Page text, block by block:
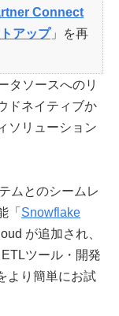
Connect
アップ」を再
タソースへのリ
ドネイティブか
ソリューション
ムとのシームレ
「 Snowflake
が追加され、
ツール・開発
より簡単にお試